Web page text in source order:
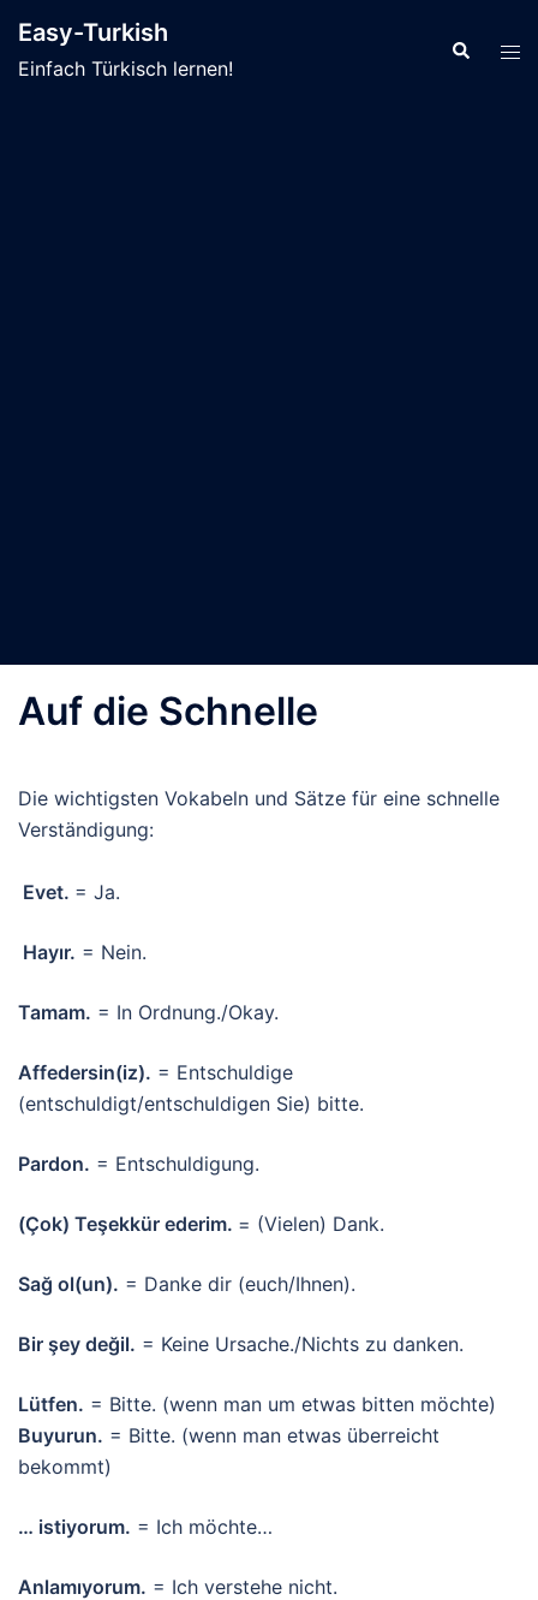
Inhalt
springen
Easy-Turkish
Einfach Türkisch lernen!
Suche
Auf die Schnelle
Die wichtigsten Vokabeln und Sätze für eine schnelle
Verständigung:
Evet. = Ja.
Hayır. = Nein.
Tamam. = In Ordnung./Okay.
Affedersin(iz). = Entschuldige
(entschuldigt/entschuldigen Sie) bitte.
Pardon. = Entschuldigung.
(Çok) Teşekkür ederim. = (Vielen) Dank.
Sağ ol(un). = Danke dir (euch/Ihnen).
Bir şey değil. = Keine Ursache./Nichts zu danken.
Lütfen. = Bitte. (wenn man um etwas bitten möchte)
Buyurun. = Bitte. (wenn man etwas überreicht
bekommt)
… istiyorum. = Ich möchte…
Anlamıyorum. = Ich verstehe nicht.